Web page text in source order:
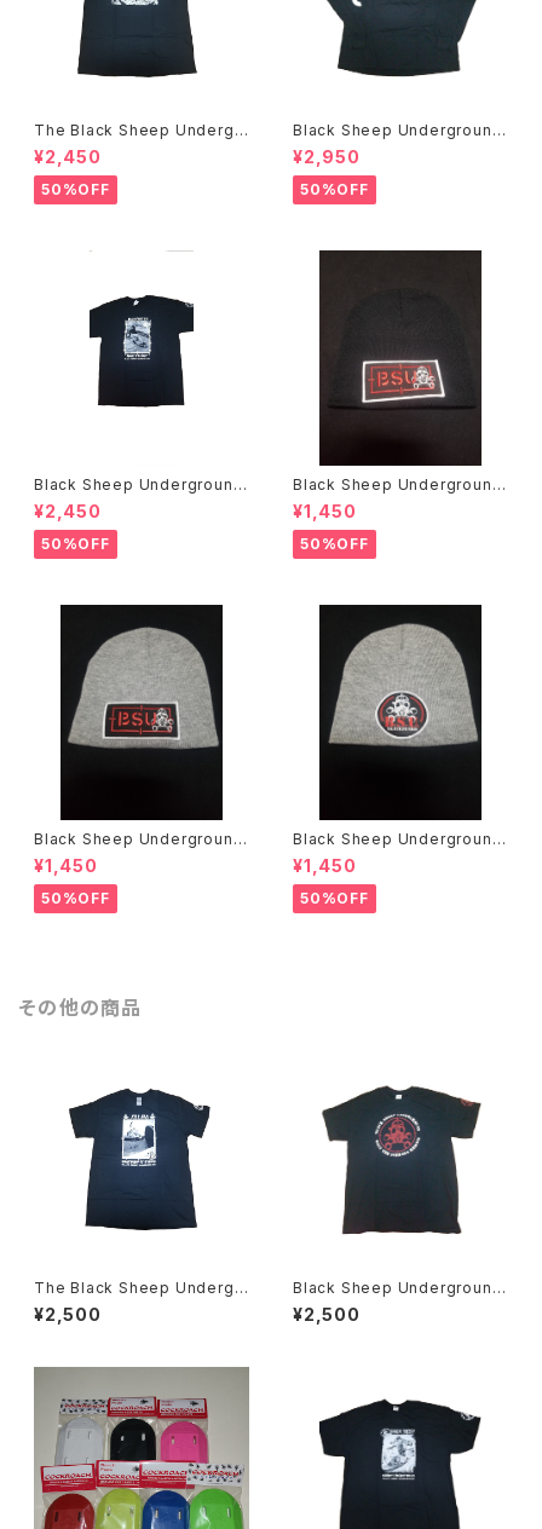
The Black Sheep Undergr
ound Bobby Brown アートT
シャツ
¥2,450
50%OFF
Black Sheep Underground
NOW WE FIGHT BACK L/S
Tシャツ
¥2,950
50%OFF
Black Sheep Underground
¥2,450
50%OFF
Black Sheep Underground
ニットキャップ
¥1,450
50%OFF
Black Sheep Underground
ニットキャップ
¥1,450
50%OFF
Black Sheep Underground
ニットキャップ
¥1,450
50%OFF
その他の商品
The Black Sheep Undergr
ound Steve Alba Tシャツ
¥2,500
Black Sheep Underground
ONLY THE DIEHARD REM
AIN Tシャツ
¥2,500